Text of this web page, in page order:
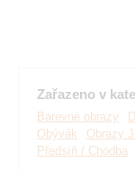
ochranu,
Zařazeno v
Barevné obrazy
Obývák
Obrazy
Předsíň / Chodba